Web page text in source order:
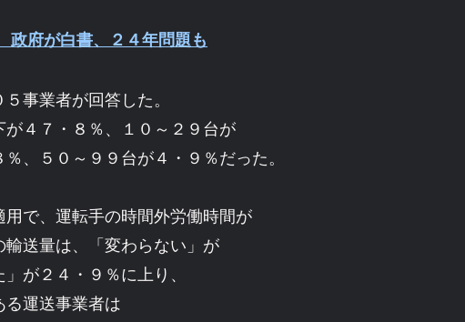
府が白書、２４年問題も
事業者が回答した。
４７・８％、１０～２９台が
、５０～９９台が４・９％だった。
で、運転手の時間外労働時間が
送量は、「変わらない」が
が２４・９％に上り、
る運送事業者は